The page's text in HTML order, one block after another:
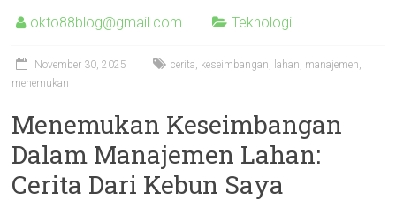
okto88blog@gmail.com Teknologi
November 30, 2025 cerita, keseimbangan, lahan, manajemen,
menemukan
Menemukan Keseimbangan
Dalam Manajemen Lahan:
Cerita Dari Kebun Saya